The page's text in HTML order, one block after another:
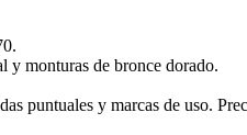
y monturas de bronce dorado.
puntuales y marcas de uso.